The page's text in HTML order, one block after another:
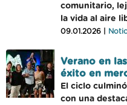
comunitario,
la vida al aire
09.01.2026 |
Verano en
éxito en
El ciclo
con una